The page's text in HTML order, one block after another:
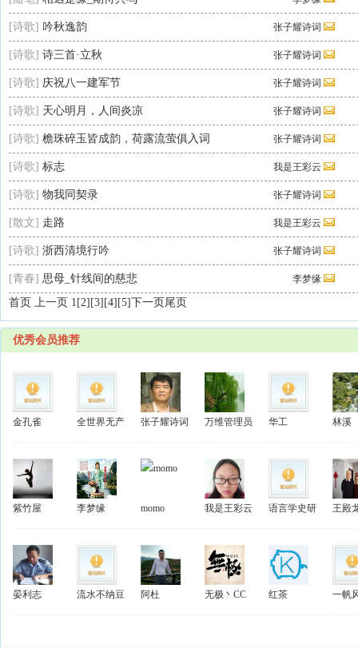
[诗歌] 吟秋逸韵 张子耀诗词
[诗歌] 诗三首·立秋 张子耀诗词
[诗歌] 庆祝八一建军节 张子耀诗词
[诗歌] 天心明月，人间炎凉 张子耀诗词
[诗歌] 檐珠碎玉皆成韵，荷露流萤俱入词 张子耀诗词
[诗歌] 标志 我是王彩云
[诗歌] 物我同契录 张子耀诗词
[散文] 走路 我是王彩云
[诗歌] 浙西清境行吟 张子耀诗词
[青春] 思母_针线间的慈悲 李梦缘
首页 上一页 1 [2] [3] [4] [5]下一页尾页
优秀会员推荐
金孔雀 全世界无产 张子耀诗词 万维管理员 华工 林溪
紫竹屋 李梦缘 momo 我是王彩云 语言学史研 王殿
晏利志 流水不纳豆 阿杜 无极丶CC 红茶 一帆